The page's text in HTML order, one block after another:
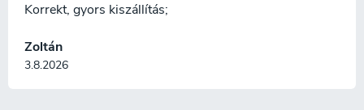
Zoltán
3.8.2026
Korrekt, gyors kiszállítás;